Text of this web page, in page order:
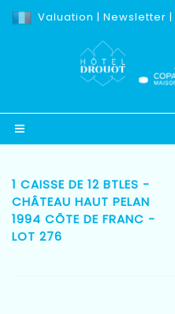
Valuation | Newsletter |
1 CAISSE DE 12 BTLES -
CHÂTEAU HAUT PELAN
1994 CÔTE DE FRANC -
LOT 276